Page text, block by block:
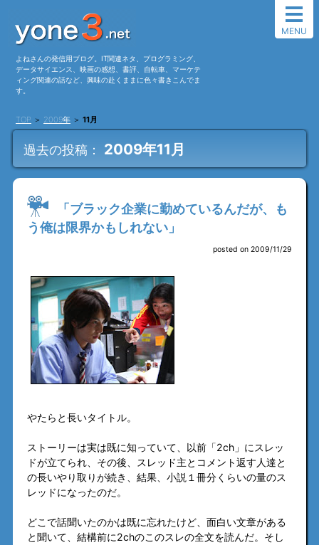
よねさんの発信用ブログ。IT関連ネタ、プログラミング、
データサイエンス、映画の感想、書評、自転車、マーケテ
ィング関連の話など、興味の赴くままに色々書きこんでま
す。
TOP ＞ 2009年 ＞ 11月
MENU
過去の投稿： 2009年11月
「ブラック企業に勤めているんだが、も
う俺は限界かもしれない」
posted on 2009/11/29
やたらと長いタイトル。
ストーリーは実は既に知っていて、以前「2ch」にスレッ
ドが立てられ、その後、スレッド主とコメント返す人達と
の長いやり取りが続き、結果、小説１冊分くらいの量のス
レッドになったのだ。
どこで話聞いたのかは既に忘れたけど、面白い文章がある
と聞いて、結構前に2chのこのスレの全文を読んだ。そし